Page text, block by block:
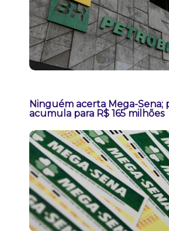
Ninguém acerta Mega-Sena;
acumula para R$ 165 milhões